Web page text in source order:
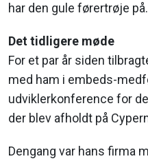
har den gule førertrøje på.
Det tidligere møde
For et par år siden
med ham i embeds-
udviklerkonference for
der blev afholdt på
Dengang var hans firma